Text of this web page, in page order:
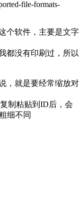
file-formats-
个软件，主要是文字
都没有印刷过，所以
，就是要经常缩放对
制粘贴到ID后，会
细不同